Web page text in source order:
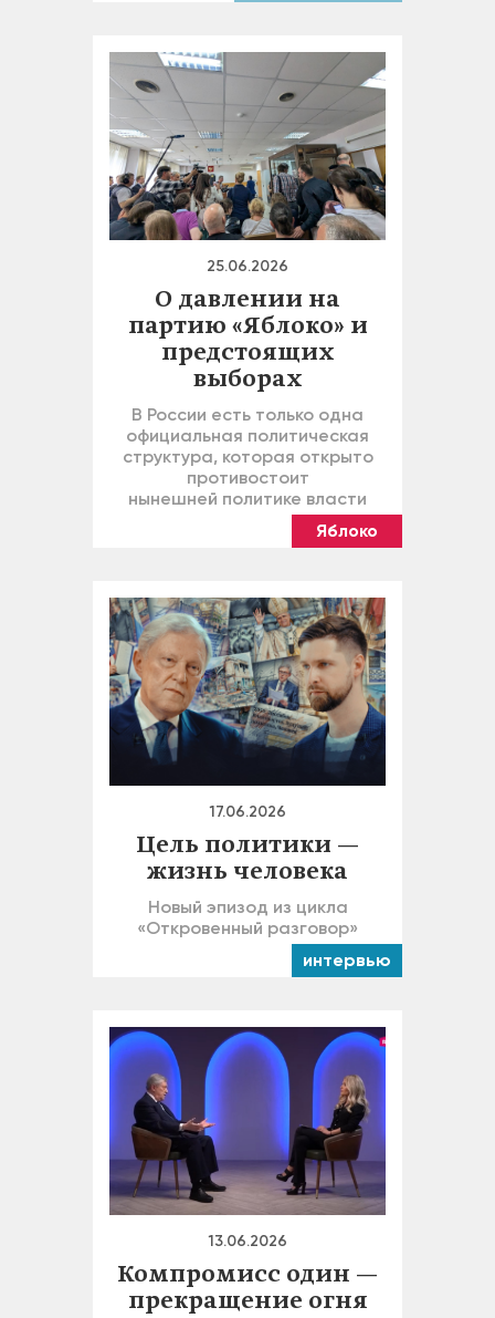
25.06.2026
О давлении на
партию «Яблоко» и
предстоящих
выборах
В России есть только одна
официальная политическая
структура, которая открыто
противостоит
нынешней политике власти
Яблоко
17.06.2026
Цель политики —
жизнь человека
Новый эпизод из цикла
«Откровенный разговор»
интервью
13.06.2026
Компромисс один —
прекращение огня